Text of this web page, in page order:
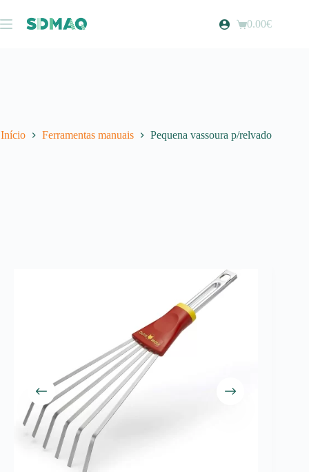
para
o
Carrinho
0.00€
Início Ferramentas manuais Pequena vassoura p/relvado